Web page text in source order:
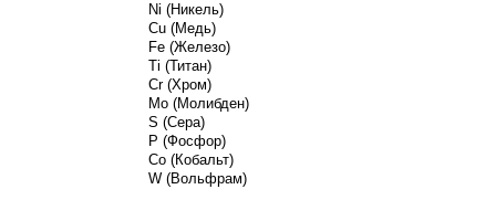
Ni (Никель)
Cu (Медь)
Fe (Железо)
Ti (Титан)
Cr (Хром)
Mo (Молибден)
S (Сера)
P (Фосфор)
Co (Кобальт)
W (Вольфрам)